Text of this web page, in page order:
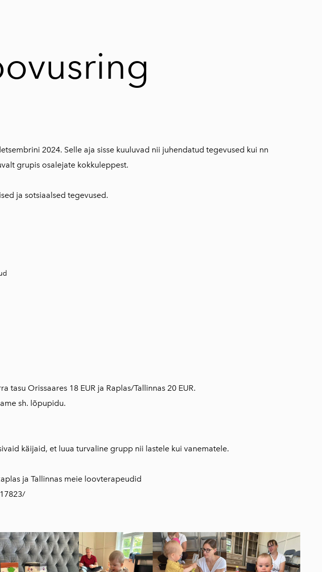
2024. Selle aja sisse kuuluvad nii juhendatud tegevused kui nn
grupis osalejate kokkuleppest.
ja sotsiaalsed tegevused.
Orissaares 18 EUR ja Raplas/Tallinnas 20 EUR.
sh. lõpupidu.
käijaid, et luua turvaline grupp nii lastele kui vanematele.
ja Tallinnas meie loovterapeudid